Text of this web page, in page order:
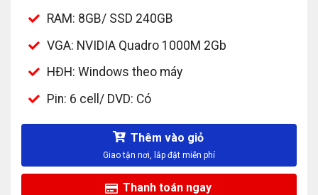
RAM: 8GB/ SSD 240GB
VGA: NVIDIA Quadro 1000M 2Gb
HĐH: Windows theo máy
Pin: 6 cell/ DVD: Có
Thêm vào giỏ
Thanh toán ngay